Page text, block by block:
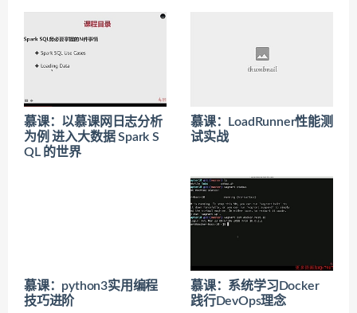
慕课：以慕课网日志分析
为例 进入大数据 Spark S
QL 的世界
慕课：LoadRunner性能测
试实战
慕课：python3实用编程
技巧进阶
慕课：系统学习Docker
践行DevOps理念